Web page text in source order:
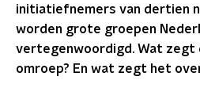
initiatiefnemers van dertien
worden grote groepen
vertegenwoordigd. Wat zegt
omroep? En wat zegt het